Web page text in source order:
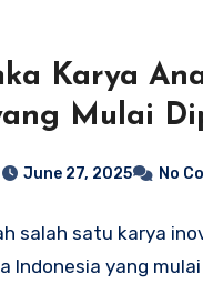
Karya
Mulai
June 27, 2025 No
salah satu karya
Indonesia yang